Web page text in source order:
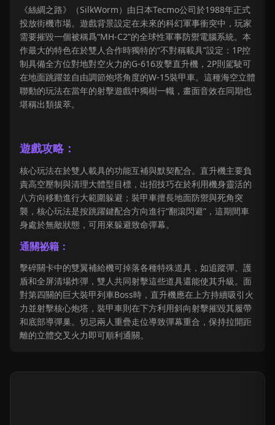
《絲綢之路》（SilkWorm）由日本Tecmo公司於1988年正式
投放街機市場。遊戲背景設定在未來的科幻軍事衝突中，玩家
需要摧毀一個被稱爲“MH-C2”的全球性軍事防禦電腦系統。本
作最大的特色在於雙人合作時獨特的“不對稱載具”設定：1P控
制具備全方位對地對空火力的G-616攻擊直升機，2P則駕駛可
在地面跳躍並自由調節炮塔角度的W-15裝甲車。這種海空立體
聯動的玩法在當年的射擊遊戲中獨樹一幟，畫面音效在同期也
堪稱出類拔萃。
遊戲攻略：
核心玩法在於雙人載具的功能互補與默契配合。直升機主要負
責高空壓制與清理大體型目標，出招技巧在於利用機身靈活的
八方向移動進行大範圍躲避；裝甲車擅長地面防禦與死角突
襲，核心玩法是按跳躍鍵配合方向進行“翻滾閃避”，這期間車
身處於無敵狀態，可用來躲避致命彈幕。
通關祕籍：
擊碎關卡中的雙翼補給機可掉落各種特殊道具，如追蹤彈、護
盾和全屏清場炸彈，雙人共同射擊這些道具還能使其升級。面
對第四關的巨大裝甲列車Boss時，直升機應在上方持續吸引火
力並射擊核心炮塔，裝甲車則在下方利用斜向射擊摧毀其履帶
和底部導彈巢。切忌兩人重疊走位導致彈幕重合，保持拉開距
離的立體交叉火力即可順利通關。